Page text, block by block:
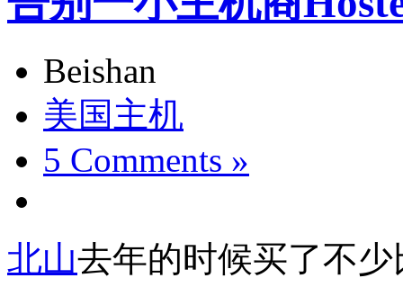
Beishan
美国主机
5 Comments »
北山去年的时候买了不